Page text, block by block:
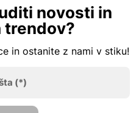
novosti in
trendov?
in ostanite z nami v stiku!
(*)